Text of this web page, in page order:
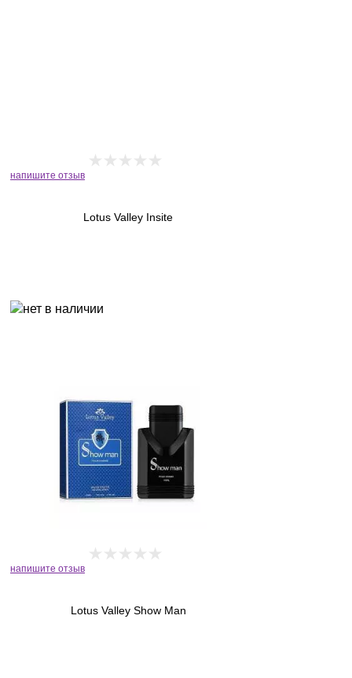
напишите отзыв
Lotus Valley Insite
напишите отзыв
Lotus Valley Show Man